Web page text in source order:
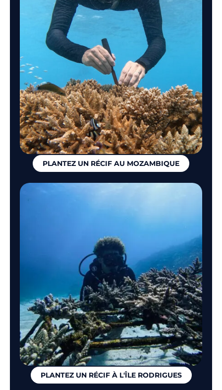
PLANTEZ UN RÉCIF AU MOZAMBIQUE
PLANTEZ UN RÉCIF À L'ÎLE RODRIGUES